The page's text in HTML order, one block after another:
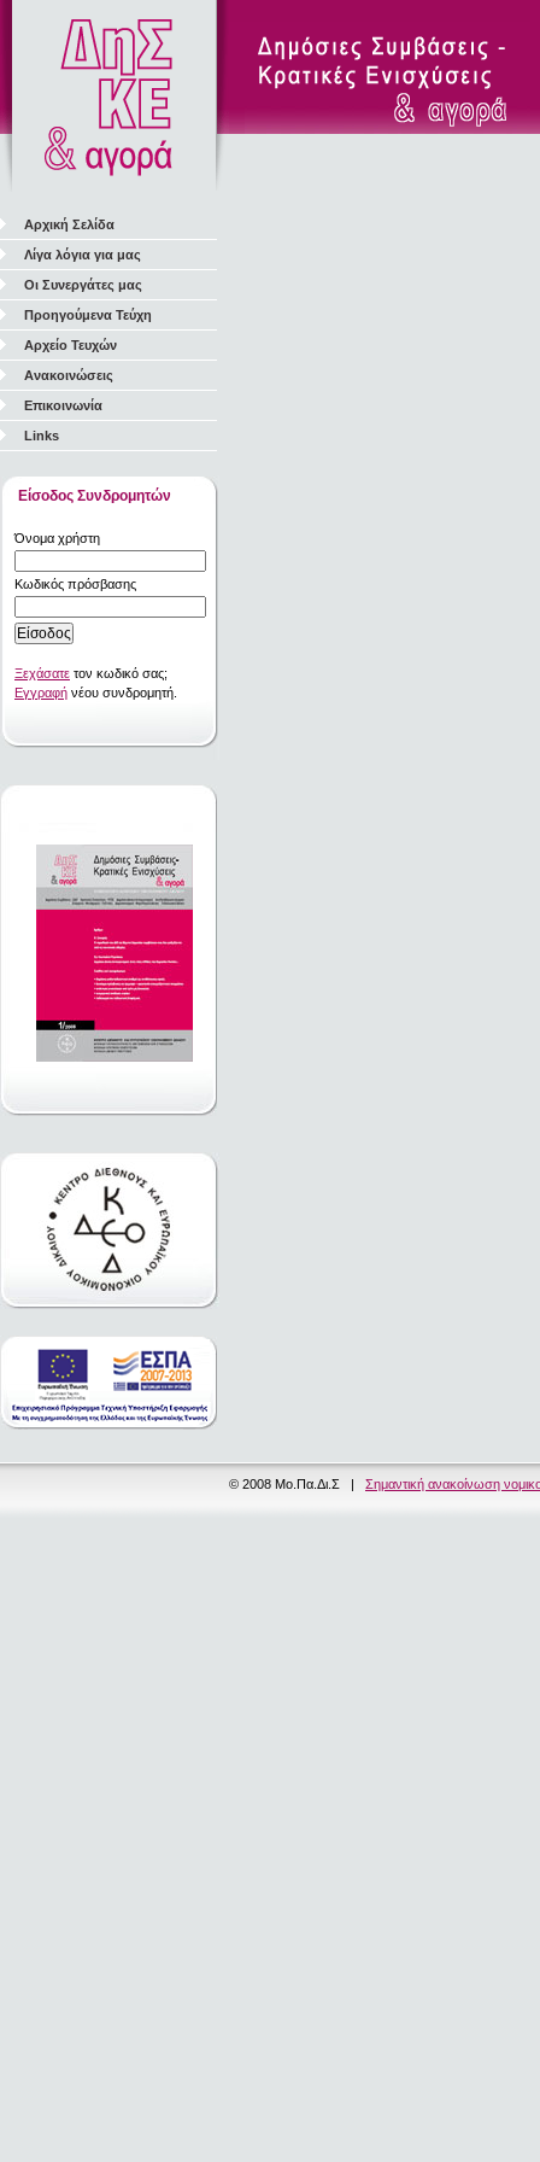
Αρχική Σελίδα
Λίγα λόγια για μας
Οι Συνεργάτες μας
Προηγούμενα Τεύχη
Αρχείο Τευχών
Ανακοινώσεις
Επικοινωνία
Links
Είσοδος Συνδρομητών
Όνομα χρήστη
Κωδικός πρόσβασης
Ξεχάσατε τον κωδικό σας;
Εγγραφή νέου συνδρομητή.
© 2008 Μο.Πα.Δι.Σ | Σημαντική ανακοίνωση